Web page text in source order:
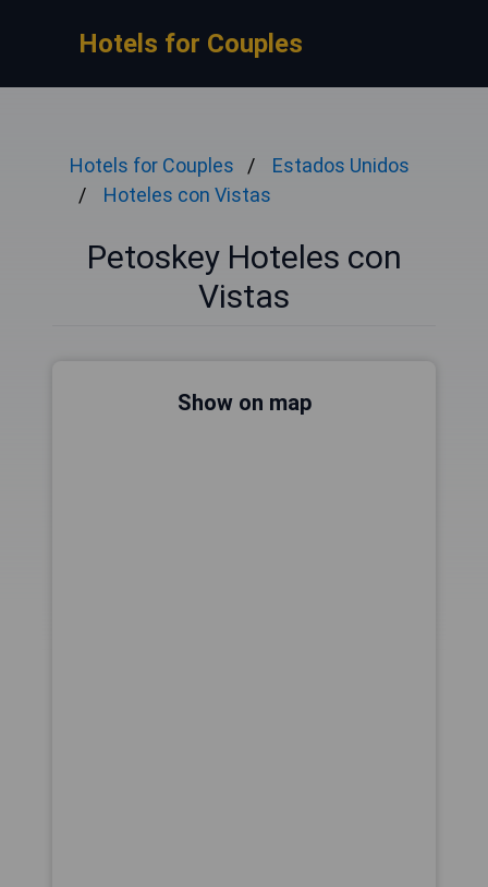
Hotels for Couples
Hotels for Couples
Estados Unidos
Hoteles con Vistas
Petoskey Hoteles con
Vistas
Show on map